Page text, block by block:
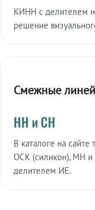
КИНН с делителем
решение
Смежные
НН и СН
В каталоге на сайте
ОСК (силикон), МН и
делителем ИЕ.